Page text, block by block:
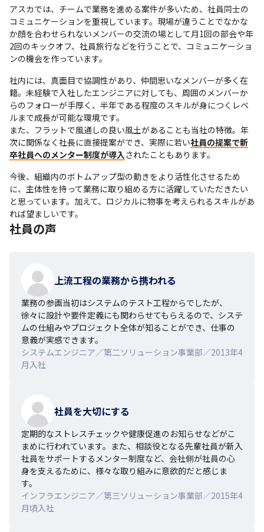
アスカでは、チームで業務を進める案件が多いため、社員同士の
コミュニケーションを重視しています。現場が違うことでなかな
か顔を合わせられないメンバーの交流の場として月1回の部会や年
2回のキックオフ、社員旅行などを行うことで、コミュニケーショ
ンの機会を作っています。
社内には、真面目で協調性があり、仲間思いなメンバーが多く在
籍。未経験で入社したエンジニアに対しても、周囲のメンバーか
らのフォローが手厚く、半年である程度のスキルが身につくレベ
ルまで成長が可能な環境です。
また、フラットで風通しの良い風土があることも当社の特徴。年
次に関係なく社長に直接提案ができ、実際に若い社員の提案で新
卒社員へのメンター制度が導入 されたこともあります。
今後、組織内のボトムアップ型の動きをより活性化させるため
に、主体性を持って業務に取り組める方に活躍していただきたい
と思っています。加えて、ロジカルに物事を考えられるスキルがあ
れば望ましいです。
社員の声
上流工程の業務から携われる
業務の参画当初はシステムのテスト工程からでしたが、
徐々に設計や要件定義にも関わらせてもらえるので、システ
ムの仕組みやプロジェクト全体が知ることができ、仕事の
意義が実感できます。
システムエンジニア／第二ソリューション事業部／2013年4
月入社
社員を大切にする
定期的なストレスチェックや健康促進のお知らせなどがこ
まめに行われています。また、相談役となる先輩社員が新入
社員をサポートするメンター制度など、会社側が社員の心
身を支えるために、様々な取り組みに意欲的だと感じま
す。
インフラエンジニア／第三ソリューション事業部／2015年4
月頃入社